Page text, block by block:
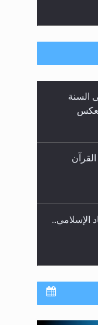
حاجبا
السنة
نسائي
الإسلامي..
بعثة